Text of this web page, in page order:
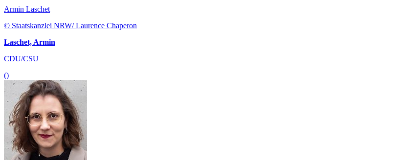
Armin Laschet
© Staatskanzlei NRW/ Laurence Chaperon
Laschet, Armin
CDU/CSU
()